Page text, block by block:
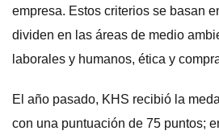
empresa. Estos criterios se basan
dividen en las áreas de medio
laborales y humanos, ética y
El año pasado, KHS recibió la
con una puntuación de 75 puntos;